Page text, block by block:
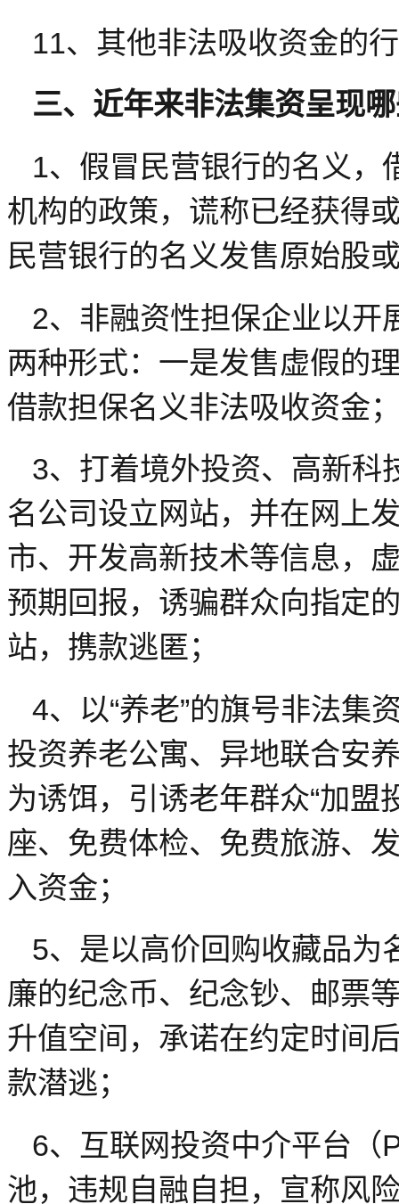
11、其他非法吸收资金的
三、近年来非法集资呈现
1、假冒民营银行的名义，
机构的政策，谎称已经获得
民营银行的名义发售原始股
2、非融资性担保企业以开
两种形式：一是发售虚假的
借款担保名义非法吸收资金
3、打着境外投资、高新科
名公司设立网站，并在网上
市、开发高新技术等信息，
预期回报，诱骗群众向指定
站，携款逃匿；
4、以“养老”的旗号非法集
投资养老公寓、异地联合安
为诱饵，引诱老年群众“加盟
座、免费体检、免费旅游、
入资金；
5、是以高价回购收藏品为
廉的纪念币、纪念钞、邮票
升值空间，承诺在约定时间
款潜逃；
6、互联网投资中介平台（
池，违规自融自担，宣称风